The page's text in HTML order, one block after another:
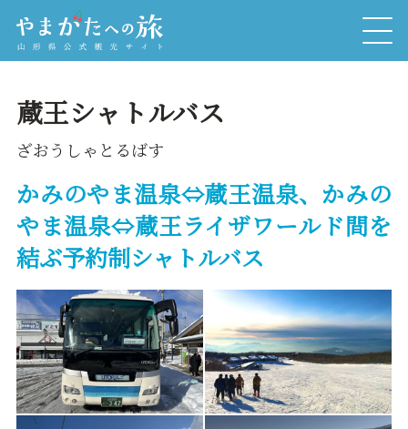
蔵王シャトルバス
ざおうしゃとるばす
かみのやま温泉⇔蔵王温泉、かみの
やま温泉⇔蔵王ライザワールド間を
結ぶ予約制シャトルバス